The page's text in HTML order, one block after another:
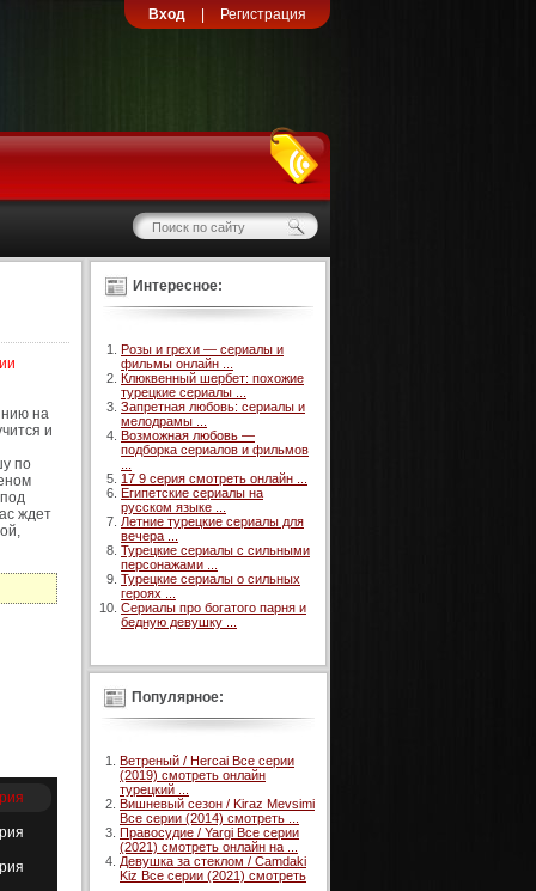
Вход Регистрация
на
и
по
ждет
Интересное:
Розы и грехи — сериалы и
фильмы онлайн ...
Клюквенный шербет: похожие
турецкие сериалы ...
Запретная любовь: сериалы и
мелодрамы ...
Возможная любовь —
подборка сериалов и фильмов
17 9 серия смотреть онлайн ...
Египетские сериалы на
русском языке ...
Летние турецкие сериалы для
вечера ...
Турецкие сериалы с сильными
персонажами ...
Турецкие сериалы о сильных
героях ...
Сериалы про богатого парня и
бедную девушку ...
Популярное:
Ветреный / Hercai Все серии
(2019) смотреть онлайн
турецкий ...
Вишневый сезон / Kiraz Mevsimi
Все серии (2014) смотреть ...
Правосудие / Yargi Все серии
(2021) смотреть онлайн на ...
Девушка за стеклом / Camdaki
Kiz Все серии (2021) смотреть